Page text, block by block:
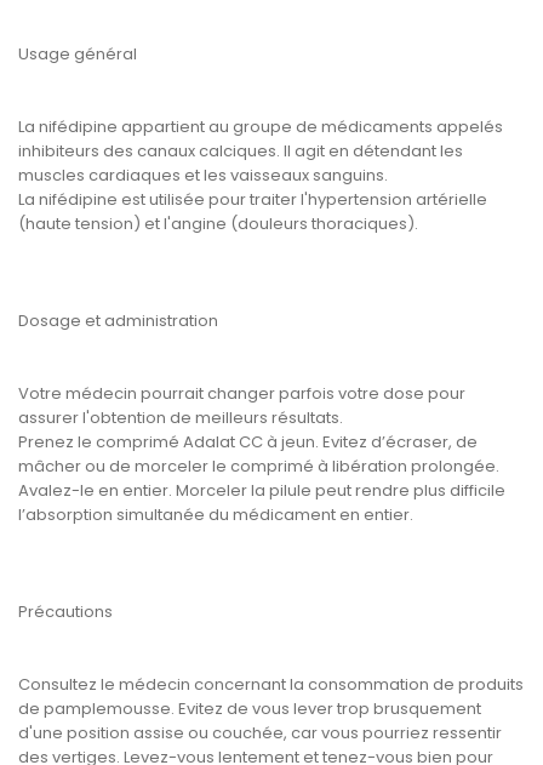
Usage général
La nifédipine appartient au groupe de médicaments appelés
inhibiteurs des canaux calciques. Il agit en détendant les
muscles cardiaques et les vaisseaux sanguins.
La nifédipine est utilisée pour traiter l'hypertension artérielle
(haute tension) et l'angine (douleurs thoraciques).
Dosage et administration
Votre médecin pourrait changer parfois votre dose pour
assurer l'obtention de meilleurs résultats.
Prenez le comprimé Adalat CC à jeun. Evitez d’écraser, de
mâcher ou de morceler le comprimé à libération prolongée.
Avalez-le en entier. Morceler la pilule peut rendre plus difficile
l’absorption simultanée du médicament en entier.
Précautions
Consultez le médecin concernant la consommation de produits
de pamplemousse. Evitez de vous lever trop brusquement
d'une position assise ou couchée, car vous pourriez ressentir
des vertiges. Levez-vous lentement et tenez-vous bien pour